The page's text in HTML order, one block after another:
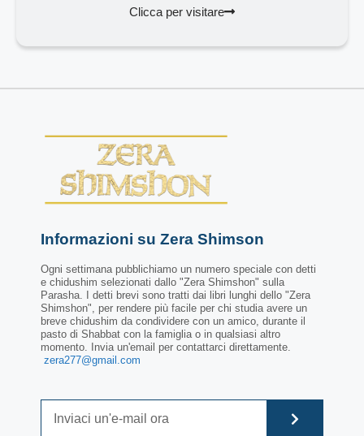
Clicca per visitare
Informazioni su Zera Shimson
Ogni settimana pubblichiamo un numero speciale con detti
e chidushim selezionati dallo "Zera Shimshon" sulla
Parasha. I detti brevi sono tratti dai libri lunghi dello "Zera
Shimshon", per rendere più facile per chi studia avere un
breve chidushim da condividere con un amico, durante il
pasto di Shabbat con la famiglia o in qualsiasi altro
momento. Invia un'email per contattarci direttamente.
zera277@gmail.com